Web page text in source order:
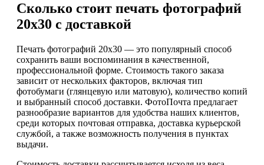
Сколько стоит печать фотографий
20х30 с доставкой
Печать фотографий 20x30 — это популярный способ
сохранить ваши воспоминания в качественной,
профессиональной форме. Стоимость такого заказа
зависит от нескольких факторов, включая тип
фотобумаги (глянцевую или матовую), количество копий
и выбранный способ доставки. ФотоПочта предлагает
разнообразие вариантов для удобства наших клиентов,
среди которых почтовая отправка, доставка курьерской
службой, а также возможность получения в пунктах
выдачи.